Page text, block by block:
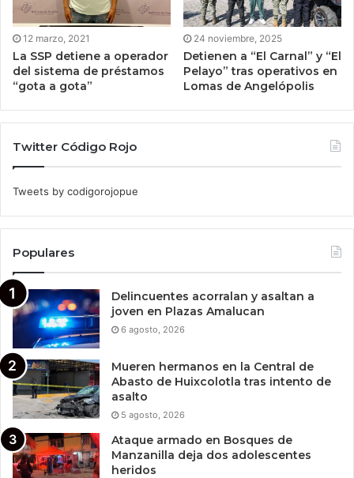
12 marzo, 2021
La SSP detiene a operador
del sistema de préstamos
“gota a gota”
24 noviembre, 2025
Detienen a “El Carnal” y “El
Pelayo” tras operativos en
Lomas de Angelópolis
Twitter Código Rojo
Tweets by codigorojopue
Populares
Delincuentes acorralan y asaltan a
joven en Plazas Amalucan
6 agosto, 2026
Mueren hermanos en la Central de
Abasto de Huixcolotla tras intento de
asalto
5 agosto, 2026
Ataque armado en Bosques de
Manzanilla deja dos adolescentes
heridos